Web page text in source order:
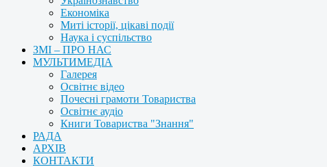
Економіка
Миті історії, цікаві події
Наука і суспільство
ЗМІ – ПРО НАС
МУЛЬТИМЕДІА
Галерея
Освітнє відео
Почесні грамоти Товариства
Освітнє аудіо
Книги Товариства "Знання"
РАДА
АРХІВ
КОНТАКТИ